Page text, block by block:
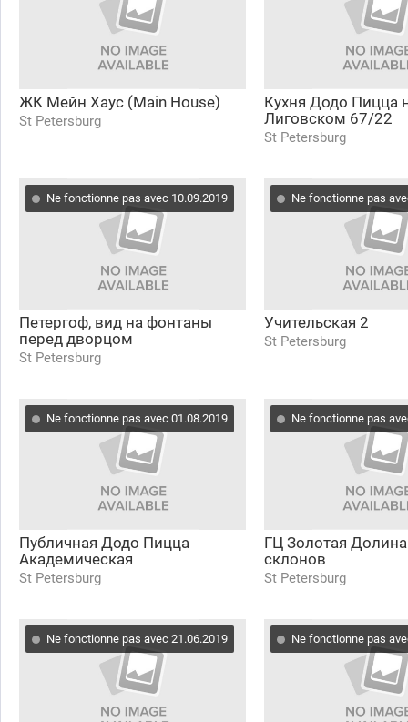
ЖК Мейн Хаус (Main House)
St Petersburg
Кухня Додо Пицца
Лиговском 67/22
St Petersburg
Ne fonctionne pas avec 10.09.2019
Петергоф, вид на фонтаны
перед дворцом
St Petersburg
Ne fonctionne pas
Учительская 2
St Petersburg
Ne fonctionne pas avec 01.08.2019
Публичная Додо Пицца
Академическая
St Petersburg
Ne fonctionne pas
ГЦ Золотая
склонов
St Petersburg
Ne fonctionne pas avec 21.06.2019 Ne fonctionne pas